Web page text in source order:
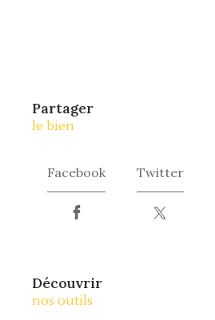
partager
le bien
Facebook Twitter
découvrir
nos outils